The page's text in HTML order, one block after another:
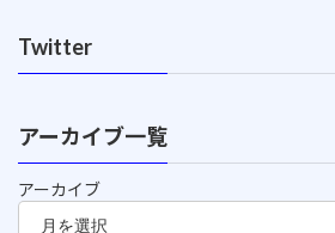
Twitter
アーカイブ一覧
アーカイブ